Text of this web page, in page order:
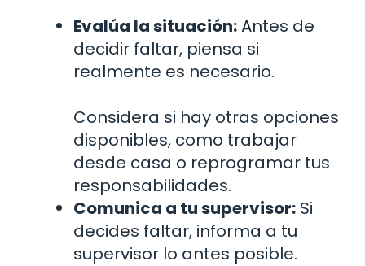
Evalúa la situación:Antes de
decidir faltar, piensa si
realmente es necesario.
Considera si hay otras opciones
disponibles, como trabajar
desde casa o reprogramar tus
responsabilidades.
Comunica a tu supervisor: Si
decides faltar, informa a tu
supervisor lo antes posible.